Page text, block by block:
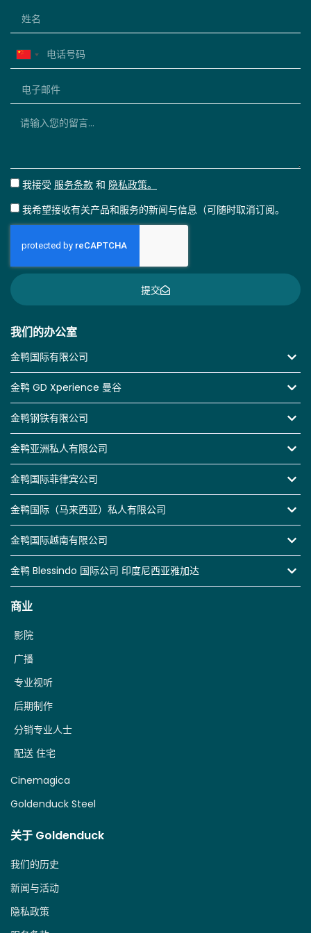
我们的办公室
金鸭国际有限公司
金鸭 GD Xperience 曼谷
金鸭钢铁有限公司
金鸭亚洲私人有限公司
金鸭国际菲律宾公司
金鸭国际（马来西亚）私人有限公司
金鸭国际越南有限公司
金鸭 Blessindo 国际公司 印度尼西亚雅加达
商业
配送 住宅
分销专业人士
后期制作
专业视听
广播
影院
Cinemagica
Goldenduck Steel
关于 Goldenduck
我们的历史
新闻与活动
隐私政策
China
我接受 服务条款 和 隐私政策。
我希望接收有关产品和服务的新闻与信息（可随时取消订阅。
提交